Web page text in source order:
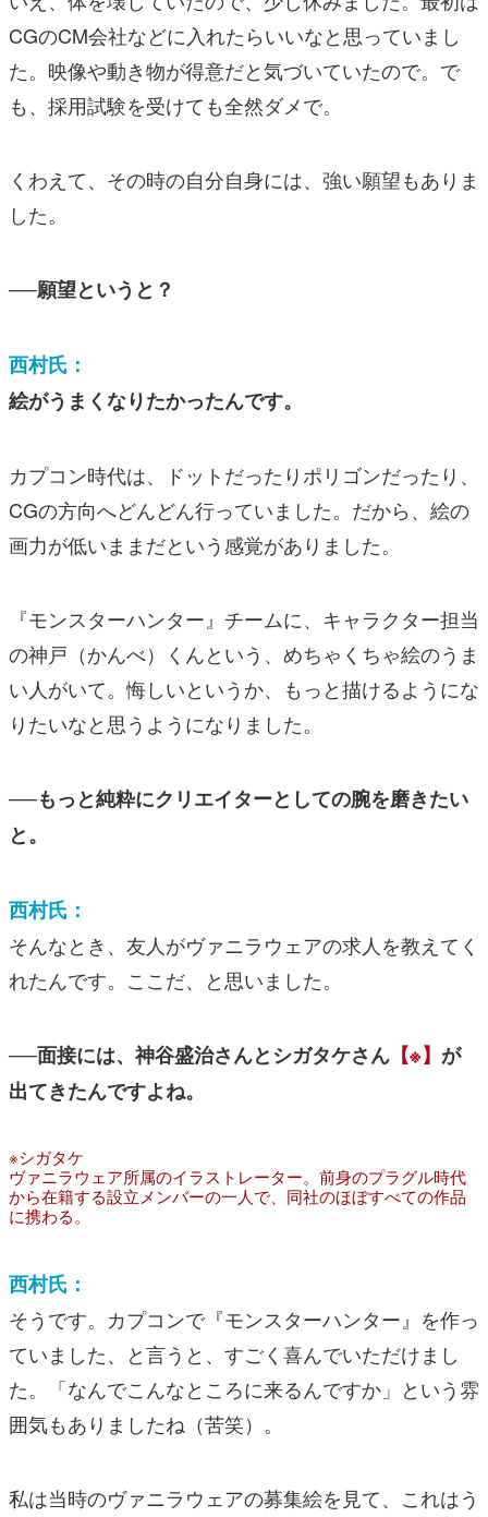
CGのCM会社などに入れたらいいなと思っていまし
た。映像や動き物が得意だと気づいていたので。で
も、採用試験を受けても全然ダメで。
くわえて、その時の自分自身には、強い願望もありま
した。
──願望というと？
西村氏：
絵がうまくなりたかったんです。
カプコン時代は、ドットだったりポリゴンだったり、
CGの方向へどんどん行っていました。だから、絵の
画力が低いままだという感覚がありました。
『モンスターハンター』チームに、キャラクター担当
の神戸（かんべ）くんという、めちゃくちゃ絵のうま
い人がいて。悔しいというか、もっと描けるようにな
りたいなと思うようになりました。
──もっと純粋にクリエイターとしての腕を磨きたい
と。
西村氏：
そんなとき、友人がヴァニラウェアの求人を教えてく
れたんです。ここだ、と思いました。
──面接には、神谷盛治さんとシガタケさん 【※】 が
出てきたんですよね。
※シガタケ
ヴァニラウェア所属のイラストレーター。前身のプラグル時代
から在籍する設立メンバーの一人で、同社のほぼすべての作品
に携わる。
西村氏：
そうです。カプコンで『モンスターハンター』を作っ
ていました、と言うと、すごく喜んでいただけまし
た。「なんでこんなところに来るんですか」という雰
囲気もありましたね（苦笑）。
私は当時のヴァニラウェアの募集絵を見て、これはう